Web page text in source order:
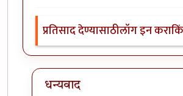
प्रतिसाद देण्यासाठीलॉग इन करा
धन्यवाद